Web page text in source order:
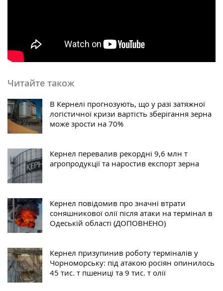
Читайте також
В Кернелі прогнозують, що у разі затяжної
логістичної кризи вартість зберігання зерна
може зрости на 70%
Кернел перевалив рекордні 9,6 млн т
агропродукції та наростив експорт зерна
Кернел повідомив про значні втрати
соняшникової олії після атаки на термінал в
Одеській області (ДОПОВНЕНО)
Кернел призупинив роботу терміналів у
Чорноморську: під атакою росіян опинилось
45 тис. т пшениці та 9 тис. т олії